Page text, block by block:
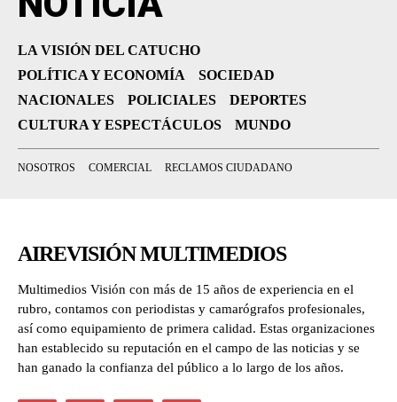
LA VISIÓN DEL CATUCHO
POLÍTICA Y ECONOMÍA
SOCIEDAD
NACIONALES
POLICIALES
DEPORTES
CULTURA Y ESPECTÁCULOS
MUNDO
NOSOTROS COMERCIAL RECLAMOS CIUDADANO
AIREVISIÓN MULTIMEDIOS
Multimedios Visión con más de 15 años de experiencia en el
rubro, contamos con periodistas y camarógrafos profesionales,
así como equipamiento de primera calidad. Estas organizaciones
han establecido su reputación en el campo de las noticias y se
han ganado la confianza del público a lo largo de los años.